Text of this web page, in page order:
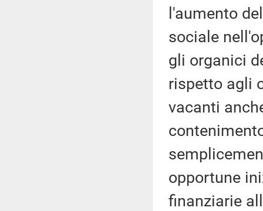
l'aumento
sociale
gli organici
rispetto agli
vacanti
opportune
finanziarie